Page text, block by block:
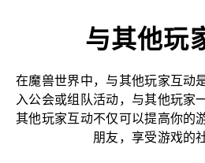
与其他玩
在魔兽世界中，与其他玩家互动
入公会或组队活动，与其他玩家
其他玩家互动不仅可以提高你的
朋友，享受游戏的